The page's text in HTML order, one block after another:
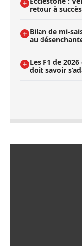
retour à
Bilan de mi-
au
Les F1 de
doit savoir